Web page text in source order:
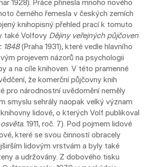
1928). Práce přinesla mnoho nového
černého řemesla v českých zemích
knihopisný přehled prací k tomuto
také Volfovy Dějiny veřejných půjčoven
1848(Praha 1931), které vedle hlavního
projevem názorů na psychologii
a na cíle knihoven. V této pramenné
že komerční půjčovny knih
pro národnostní uvědomění neměly
smyslu sehrály naopak velký význam
lidové, o kterých Volf publikoval
1911, roč. 7). Pod pojmem lidové
které se svou činností obracely
lidovým vrstvám a byly také
a udržovány. Z dobového tisku